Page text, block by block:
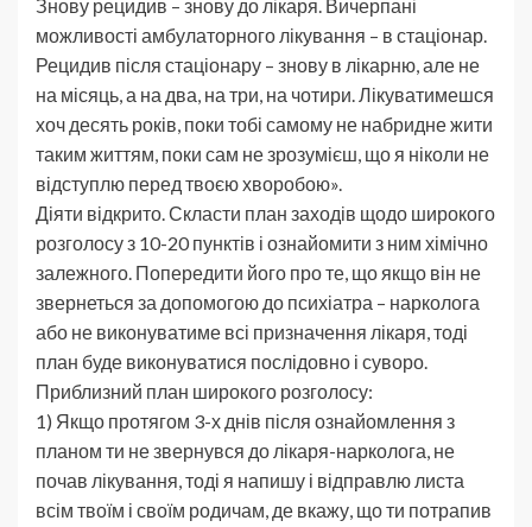
Знову рецидив – знову до лікаря. Вичерпані
можливості амбулаторного лікування – в стаціонар.
Рецидив після стаціонару – знову в лікарню, але не
на місяць, а на два, на три, на чотири. Лікуватимешся
хоч десять років, поки тобі самому не набридне жити
таким життям, поки сам не зрозумієш, що я ніколи не
відступлю перед твоєю хворобою».
Діяти відкрито. Скласти план заходів щодо широкого
розголосу з 10-20 пунктів і ознайомити з ним хімічно
залежного. Попередити його про те, що якщо він не
звернеться за допомогою до психіатра – нарколога
або не виконуватиме всі призначення лікаря, тоді
план буде виконуватися послідовно і суворо.
Приблизний план широкого розголосу:
1) Якщо протягом 3-х днів після ознайомлення з
планом ти не звернувся до лікаря-нарколога, не
почав лікування, тоді я напишу і відправлю листа
всім твоїм і своїм родичам, де вкажу, що ти потрапив